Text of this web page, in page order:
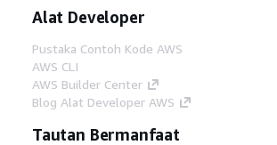
Alat Developer
Pustaka Contoh Kode AWS
AWS CLI
AWS Builder Center
Blog Alat Developer AWS
Tautan Bermanfaat